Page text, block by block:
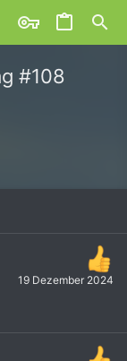
#108
19 Dezember 2024